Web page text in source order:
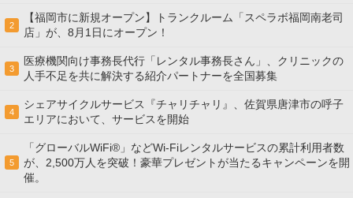
2
【福岡市に新規オープン】トランクルーム「スペラボ福岡南老司
店」が、8月1日にオープン！
3
医療機関向け事務長代行「レンタル事務長さん」、クリニックの
人手不足を共に解決する紹介パートナーを全国募集
4
シェアサイクルサービス『チャリチャリ』、佐賀県唐津市の呼子
エリアにおいて、サービスを開始
5
「グローバルWiFi®」などWi-Fiレンタルサービスの累計利用者数
が、2,500万人を突破！豪華プレゼントが当たるキャンペーンを開
催。